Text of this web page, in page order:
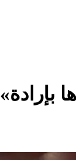
بإرادة»